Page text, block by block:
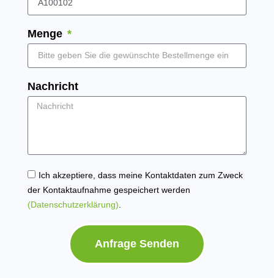
Menge
Nachricht
Ich akzeptiere, dass meine Kontaktdaten zum Zweck
der Kontaktaufnahme gespeichert werden
(Datenschutzerklärung)
Anfrage Senden